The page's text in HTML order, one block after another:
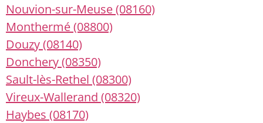
Nouvion-sur-Meuse (08160)
Monthermé (08800)
Douzy (08140)
Donchery (08350)
Sault-lès-Rethel (08300)
Vireux-Wallerand (08320)
Haybes (08170)